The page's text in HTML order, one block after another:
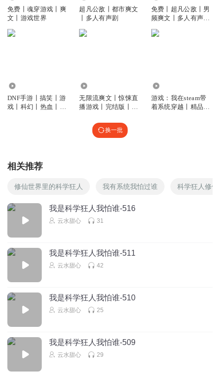
免费丨魂穿游戏丨爽
文丨游戏世界
超凡公敌丨都市爽文
丨多人有声剧
免费丨超凡公敌丨男
频爽文丨多人有声剧
DNF手游丨搞笑丨游
戏丨科幻丨热血丨爽
无限流爽文丨惊悚直
播游戏丨完结版丨免
游戏：我在steam带
着系统穿越丨精品多
换一批
相关推荐
修仙世界里的科学狂人 我有系统我怕过谁 科学狂人修仙
我是科学狂人我怕谁-516
云水甜心 31
我是科学狂人我怕谁-511
云水甜心 42
我是科学狂人我怕谁-510
云水甜心 25
我是科学狂人我怕谁-509
云水甜心 29